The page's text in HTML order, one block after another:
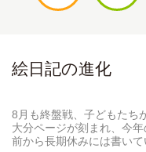
絵日記の進化
8月も終盤戦、子どもたち
大分ページが刻まれ、今
前から長期休みには書い